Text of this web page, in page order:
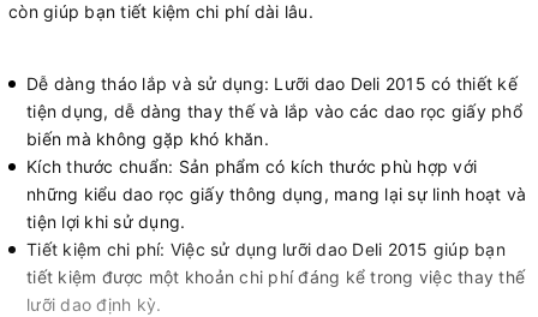
còn giúp bạn tiết kiệm chi phí dài lâu.
Dễ dàng tháo lắp và sử dụng: Lưỡi dao Deli 2015 có thiết kế
tiện dụng, dễ dàng thay thế và lắp vào các dao rọc giấy phổ
biến mà không gặp khó khăn.
Kích thước chuẩn: Sản phẩm có kích thước phù hợp với
những kiểu dao rọc giấy thông dụng, mang lại sự linh hoạt và
tiện lợi khi sử dụng.
Tiết kiệm chi phí: Việc sử dụng lưỡi dao Deli 2015 giúp bạn
tiết kiệm được một khoản chi phí đáng kể trong việc thay thế
lưỡi dao định kỳ.